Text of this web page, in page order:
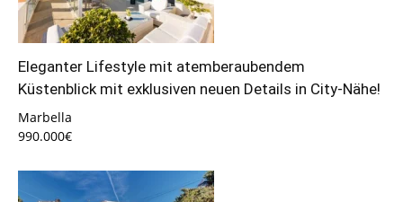
Eleganter Lifestyle mit atemberaubendem
Küstenblick mit exklusiven neuen Details in City-Nähe!
Marbella
990.000€